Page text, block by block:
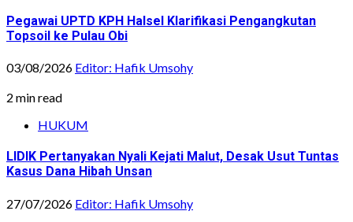
Pegawai UPTD KPH Halsel Klarifikasi Pengangkutan
Topsoil ke Pulau Obi
03/08/2026 Editor: Hafik Umsohy
2 min read
HUKUM
LIDIK Pertanyakan Nyali Kejati Malut, Desak Usut Tuntas
Kasus Dana Hibah Unsan
27/07/2026 Editor: Hafik Umsohy